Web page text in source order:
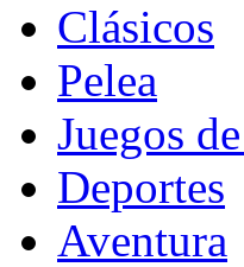
Clásicos
Pelea
Juegos
Deportes
Aventura